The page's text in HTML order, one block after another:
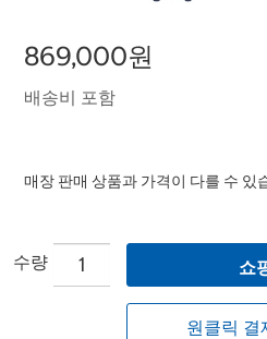
869,000원
배송비 포함
매장 판매 상품과 가격이 다를 수 있
수량 쇼
원클릭 결